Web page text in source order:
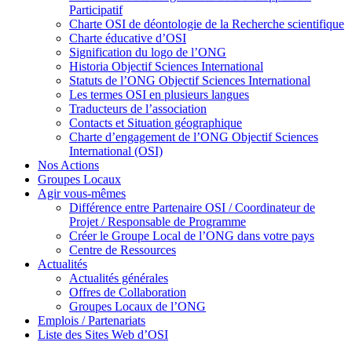
Participatif
Charte OSI de déontologie de la Recherche scientifique
Charte éducative d’OSI
Signification du logo de l’ONG
Historia Objectif Sciences International
Statuts de l’ONG Objectif Sciences International
Les termes OSI en plusieurs langues
Traducteurs de l’association
Contacts et Situation géographique
Charte d’engagement de l’ONG Objectif Sciences
International (OSI)
Nos Actions
Groupes Locaux
Agir vous-mêmes
Différence entre Partenaire OSI / Coordinateur de
Projet / Responsable de Programme
Créer le Groupe Local de l’ONG dans votre pays
Centre de Ressources
Actualités
Actualités générales
Offres de Collaboration
Groupes Locaux de l’ONG
Emplois / Partenariats
Liste des Sites Web d’OSI